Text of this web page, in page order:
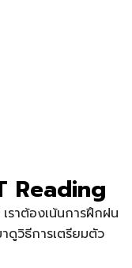
Reading
ราต้องเน้นการฝึกฝน
ดูวิธีการเตรียมตัว